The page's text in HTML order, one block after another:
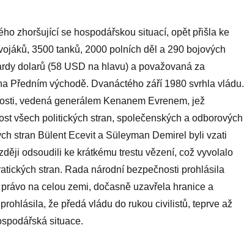
zhoršující se hospodářskou situací, opět přišla ke
3500 tanků, 2000 polních děl a 290 bojových
dolarů (58 USD na hlavu) a považovaná za
Předním východě. Dvanáctého září 1980 svrhla vládu.
vedená generálem Kenanem Evrenem, jež
všech politických stran, společenských a odborových
stran Bülent Ecevit a Süleyman Demirel byli vzati
odsoudili ke krátkému trestu vězení, což vyvolalo
stran. Rada národní bezpečnosti prohlásila
na celou zemi, dočasně uzavřela hranice a
že předá vládu do rukou civilistů, teprve až
situace.